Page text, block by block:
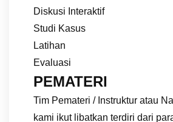
Diskusi Interaktif
Studi Kasus
Latihan
Evaluasi
PEMATERI
Tim Pemateri / Instruktur atau
kami ikut libatkan terdiri dari